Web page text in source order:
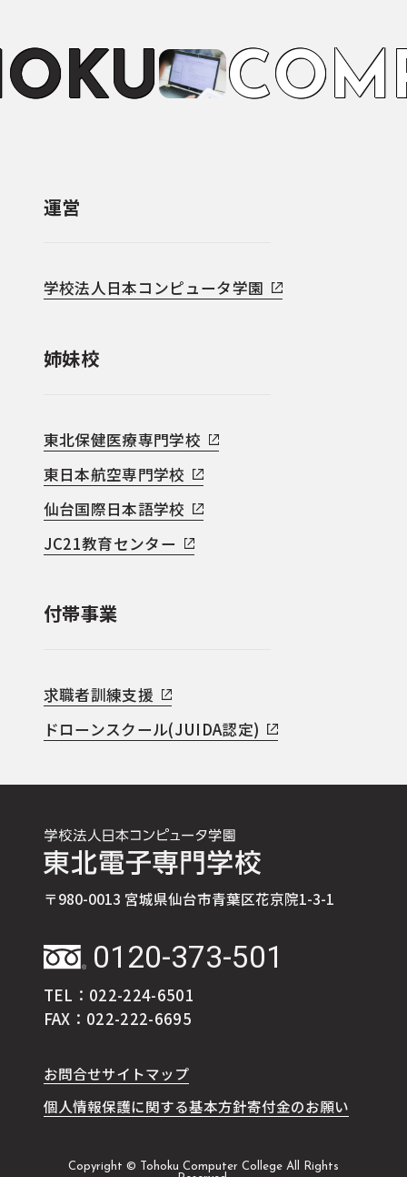
KU COM
運営
学校法人日本コンピュータ学園
姉妹校
東北保健医療専門学校
東日本航空専門学校
仙台国際日本語学校
JC21教育センター
付帯事業
求職者訓練支援
ドローンスクール(JUIDA認定)
〒980-0013 宮城県仙台市青葉区花京院1-3-1
0120-373-501
TEL：022-224-6501
FAX：022-222-6695
お問合せサイトマップ
個人情報保護に関する基本方針寄付金のお願い
Copyright © Tohoku Computer College All Rights